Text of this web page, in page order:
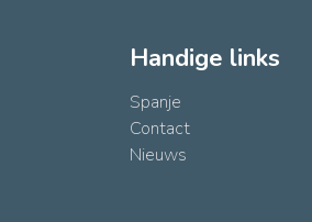
Handige links
Spanje
Contact
Nieuws